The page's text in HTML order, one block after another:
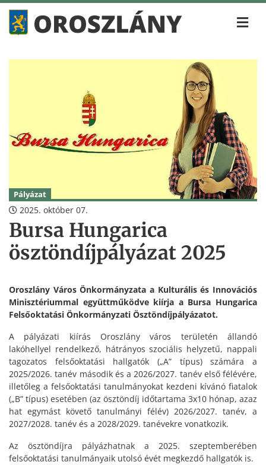
Pályázat
2025. október 07.
Bursa Hungarica
ösztöndíjpályázat 2025
Oroszlány Város Önkormányzata a Kulturális és Innovációs
Minisztériummal együttműködve kiírja a Bursa Hungarica
Felsőoktatási Önkormányzati Ösztöndíjpályázatot.
A pályázati kiírás Oroszlány város területén állandó
lakóhellyel rendelkező, hátrányos szociális helyzetű, nappali
tagozatos felsőoktatási hallgatók („A” típus) számára a
2025/2026. tanév második és a 2026/2027. tanév első félévére,
illetőleg a felsőoktatási tanulmányokat kezdeni kívánó fiatalok
(„B” típus) esetében (az ösztöndíj időtartama 3x10 hónap, azaz
hat egymást követő tanulmányi félév) 2026/2027. tanév, a
2027/2028. tanév és a 2028/2029. tanévekre vonatkozik.
Az ösztöndíjra pályázhatnak a 2025. szeptemberében
felsőoktatási tanulmányaik utolsó évét megkezdő hallgatók is.